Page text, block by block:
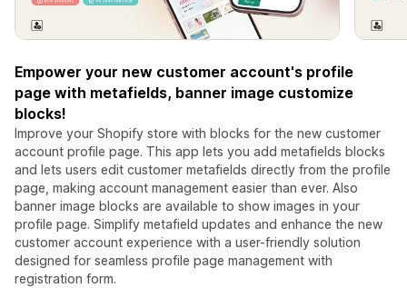
Empower your new customer account's profile
page with metafields, banner image customize
blocks!
Improve your Shopify store with blocks for the new customer
account profile page. This app lets you add metafields blocks
and lets users edit customer metafields directly from the profile
page, making account management easier than ever. Also
banner image blocks are available to show images in your
profile page. Simplify metafield updates and enhance the new
customer account experience with a user-friendly solution
designed for seamless profile page management with
registration form.